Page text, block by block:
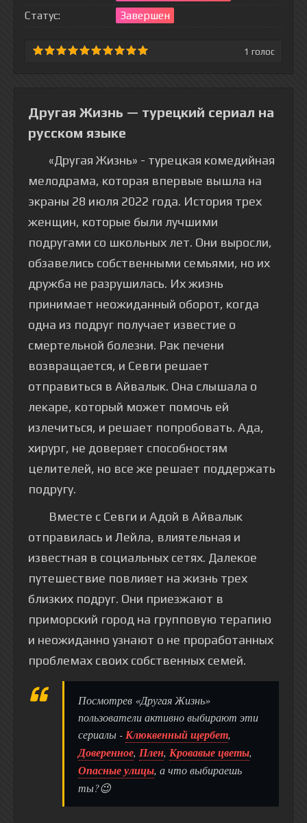
Статус:
Завершен
1 голос
Другая Жизнь — турецкий сериал на
русском языке
«Другая Жизнь» - турецкая комедийная
мелодрама, которая впервые вышла на
экраны 28 июля 2022 года. История трех
женщин, которые были лучшими
подругами со школьных лет. Они выросли,
обзавелись собственными семьями, но их
дружба не разрушилась. Их жизнь
принимает неожиданный оборот, когда
одна из подруг получает известие о
смертельной болезни. Рак печени
возвращается, и Севги решает
отправиться в Айвалык. Она слышала о
лекаре, который может помочь ей
излечиться, и решает попробовать. Ада,
хирург, не доверяет способностям
целителей, но все же решает поддержать
подругу.
Вместе с Севги и Адой в Айвалык
отправилась и Лейла, влиятельная и
известная в социальных сетях. Далекое
путешествие повлияет на жизнь трех
близких подруг. Они приезжают в
приморский город на групповую терапию
и неожиданно узнают о не проработанных
проблемах своих собственных семей.
Посмотрев «Другая Жизнь»
пользователи активно выбирают эти
сериалы -Клюквенный щербет,
Доверенное, Плен, Кровавые цветы,
Опасные улицы, а что выбираешь
ты?😉